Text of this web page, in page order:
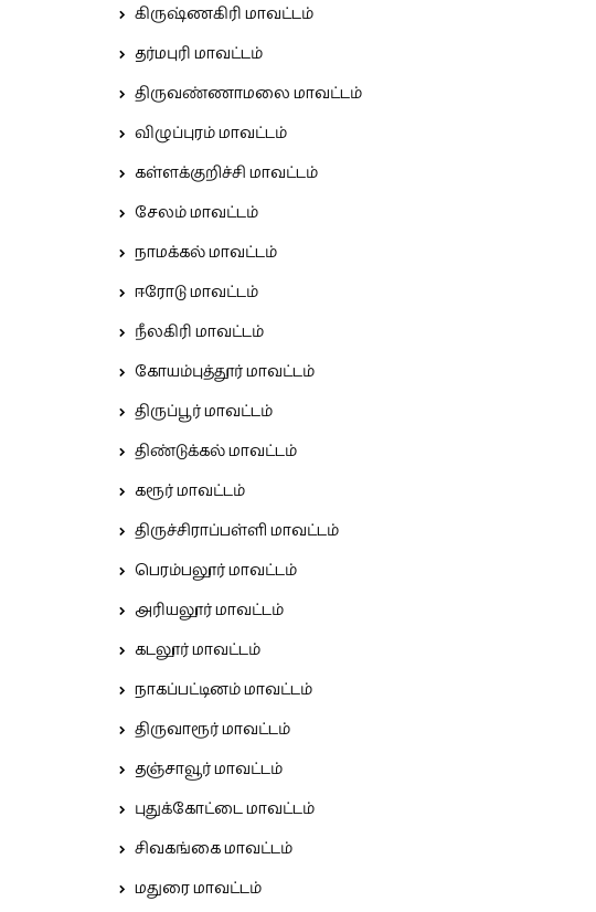
கிருஷ்ணகிரி மாவட்டம்
தர்மபுரி மாவட்டம்
திருவண்ணாமலை மாவட்டம்
விழுப்புரம் மாவட்டம்
கள்ளக்குறிச்சி மாவட்டம்
சேலம் மாவட்டம்
நாமக்கல் மாவட்டம்
ஈரோடு மாவட்டம்
நீலகிரி மாவட்டம்
கோயம்புத்தூர் மாவட்டம்
திருப்பூர் மாவட்டம்
திண்டுக்கல் மாவட்டம்
கரூர் மாவட்டம்
திருச்சிராப்பள்ளி மாவட்டம்
பெரம்பலூர் மாவட்டம்
அரியலூர் மாவட்டம்
கடலூர் மாவட்டம்
நாகப்பட்டினம் மாவட்டம்
திருவாரூர் மாவட்டம்
தஞ்சாவூர் மாவட்டம்
புதுக்கோட்டை மாவட்டம்
சிவகங்கை மாவட்டம்
மதுரை மாவட்டம்